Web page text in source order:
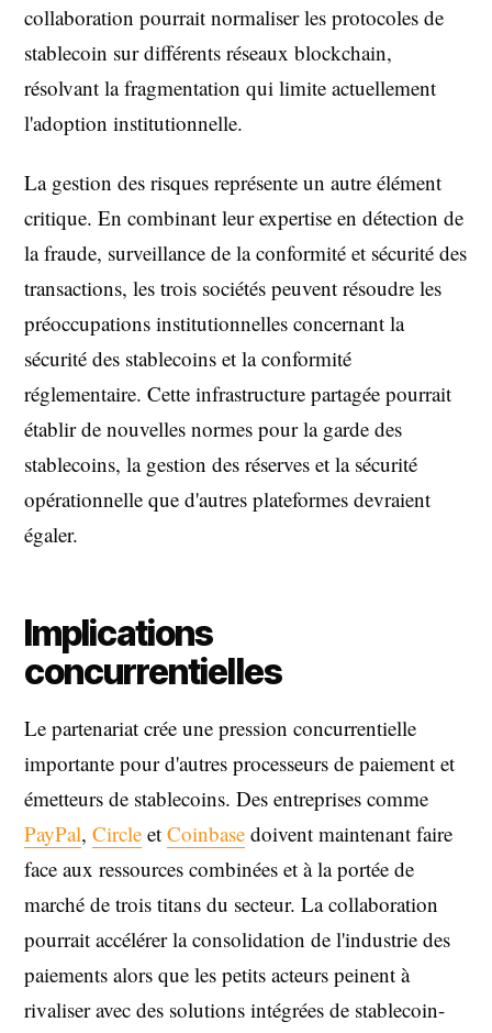
collaboration pourrait normaliser les protocoles de
stablecoin sur différents réseaux blockchain,
résolvant la fragmentation qui limite actuellement
l'adoption institutionnelle.
La gestion des risques représente un autre élément
critique. En combinant leur expertise en détection de
la fraude, surveillance de la conformité et sécurité des
transactions, les trois sociétés peuvent résoudre les
préoccupations institutionnelles concernant la
sécurité des stablecoins et la conformité
réglementaire. Cette infrastructure partagée pourrait
établir de nouvelles normes pour la garde des
stablecoins, la gestion des réserves et la sécurité
opérationnelle que d'autres plateformes devraient
égaler.
Implications
concurrentielles
Le partenariat crée une pression concurrentielle
importante pour d'autres processeurs de paiement et
émetteurs de stablecoins. Des entreprises comme
PayPal, Circle et Coinbase doivent maintenant faire
face aux ressources combinées et à la portée de
marché de trois titans du secteur. La collaboration
pourrait accélérer la consolidation de l'industrie des
paiements alors que les petits acteurs peinent à
rivaliser avec des solutions intégrées de stablecoin-